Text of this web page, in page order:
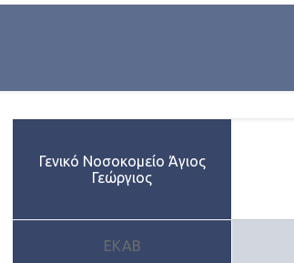
Γενικό Νοσοκομείο Άγιος
Γεώργιος
ΕΚΑΒ